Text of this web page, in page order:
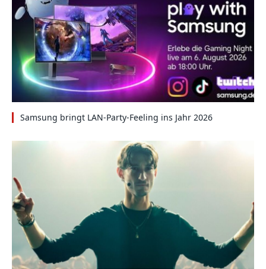
Samsung bringt LAN-Party-Feeling ins Jahr 2026